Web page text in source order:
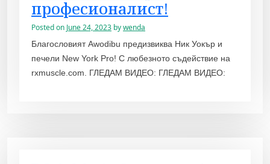
професионалист!
Posted on June 24, 2023 bywenda
Благословият Awodibu предизвиква Ник Уокър и
печели New York Pro! С любезното съдействие на
rxmuscle.com. ГЛЕДАМ ВИДЕО: ГЛЕДАМ ВИДЕО: